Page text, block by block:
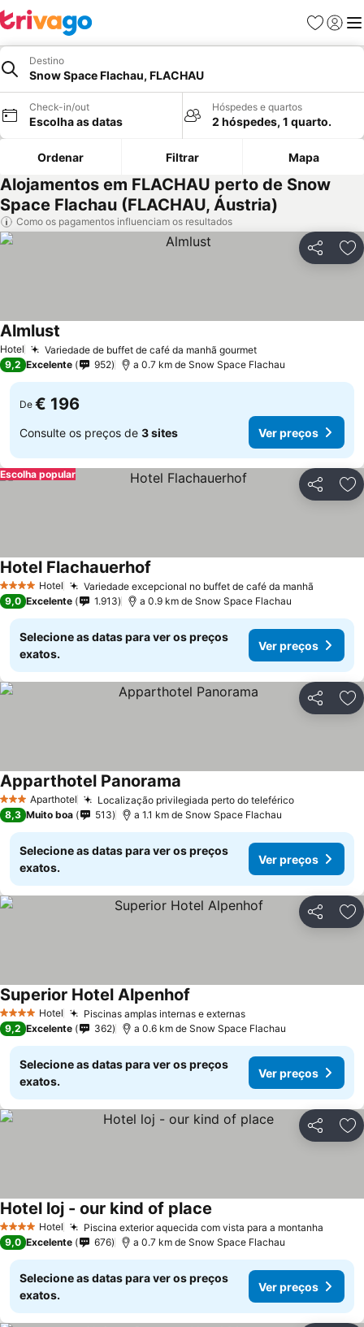
Favoritos
Iniciar
Destino
Snow Space Flachau, FLACHAU
Check-in/out
Escolha as datas
Hóspedes e quartos
2 hóspedes, 1 quarto.
Ordenar Filtrar Mapa
Alojamentos em FLACHAU perto de Snow
Space Flachau (FLACHAU, Áustria)
Como os pagamentos influenciam os resultados
Partilhar
Hotel Variedade de buffet de café da manhã gourmet
Almlust
9,2 Excelente 952 a 0.7 km de Snow Space Flachau
De € 196
Consulte os preços de 3 sites Ver preços
Partilhar
Escolha popular
4 EstrelasHotel Variedade excepcional no buffet de café da manhã
Hotel Flachauerhof
9,0 Excelente 1.913 a 0.9 km de Snow Space Flachau
Selecione as datas para ver os preços
exatos.
Ver preços
Partilhar
3 EstrelasAparthotel Localização privilegiada perto do teleférico
Apparthotel Panorama
8,3 Muito boa 513 a 1.1 km de Snow Space Flachau
Selecione as datas para ver os preços
exatos.
Ver preços
Partilhar
4 EstrelasHotel Piscinas amplas internas e externas
Superior Hotel Alpenhof
9,2 Excelente 362 a 0.6 km de Snow Space Flachau
Selecione as datas para ver os preços
exatos.
Ver preços
Partilhar
4 EstrelasHotel Piscina exterior aquecida com vista para a montanha
Hotel loj - our kind of place
9,0 Excelente 676 a 0.7 km de Snow Space Flachau
Selecione as datas para ver os preços
exatos.
Ver preços